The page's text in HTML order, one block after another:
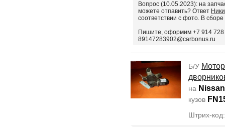
Вопрос (10.05.2023): на
можете отпавить? Ответ
соответствии с фото. В сборе
Пишите, оформим +7 914 728
89147283902@carbonus.ru
Б/У
на
кузов
Штрих-